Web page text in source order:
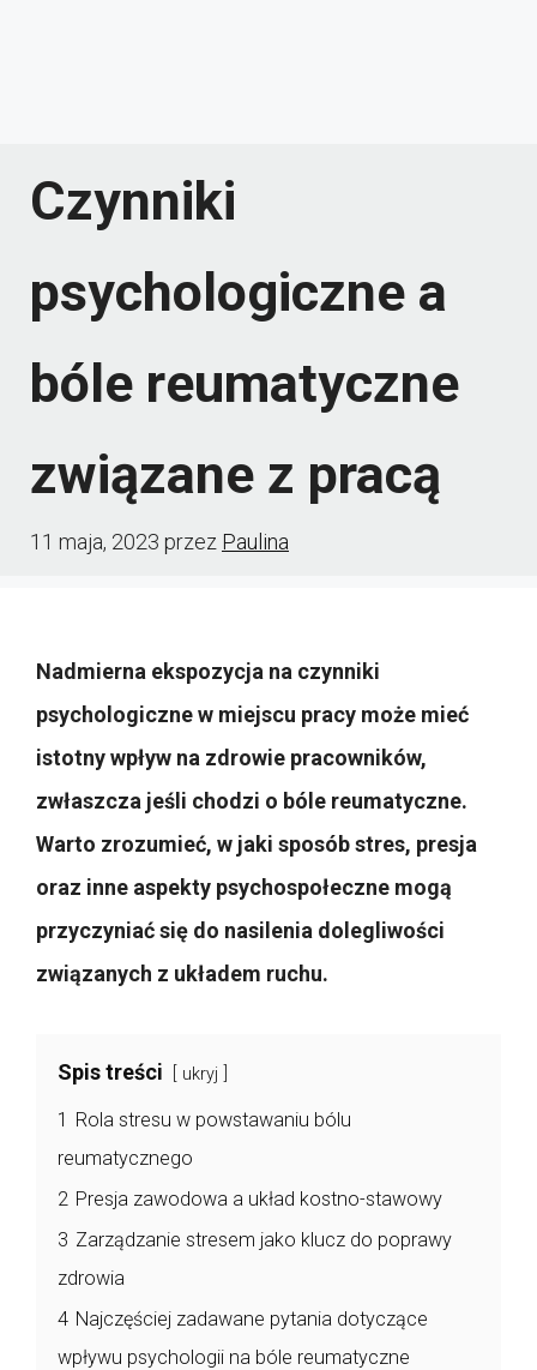
Czynniki
psychologiczne a
bóle reumatyczne
związane z pracą
11 maja, 2023 przez Paulina
Nadmierna ekspozycja na czynniki
psychologiczne w miejscu pracy może mieć
istotny wpływ na zdrowie pracowników,
zwłaszcza jeśli chodzi o bóle reumatyczne.
Warto zrozumieć, w jaki sposób stres, presja
oraz inne aspekty psychospołeczne mogą
przyczyniać się do nasilenia dolegliwości
związanych z układem ruchu.
Spis treści ukryj
1 Rola stresu w powstawaniu bólu
reumatycznego
2 Presja zawodowa a układ kostno-stawowy
3 Zarządzanie stresem jako klucz do poprawy
zdrowia
4 Najczęściej zadawane pytania dotyczące
wpływu psychologii na bóle reumatyczne